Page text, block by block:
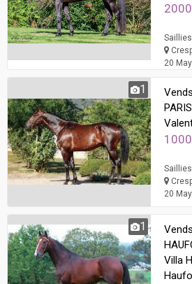
Saillies
20
1
Saillies
20
1
Villa